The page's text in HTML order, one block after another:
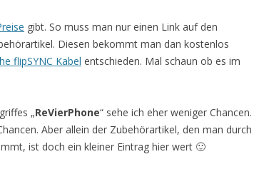
gibt. So muss man nur einen Link auf den
Diesen bekommt man dan kostenlos
flipSYNC Kabel entschieden. Mal schaun ob es im
„ReVierPhone“ sehe ich eher weniger Chancen.
Aber allein der Zubehörartikel, den man durch
ist doch ein kleiner Eintrag hier wert 🙂